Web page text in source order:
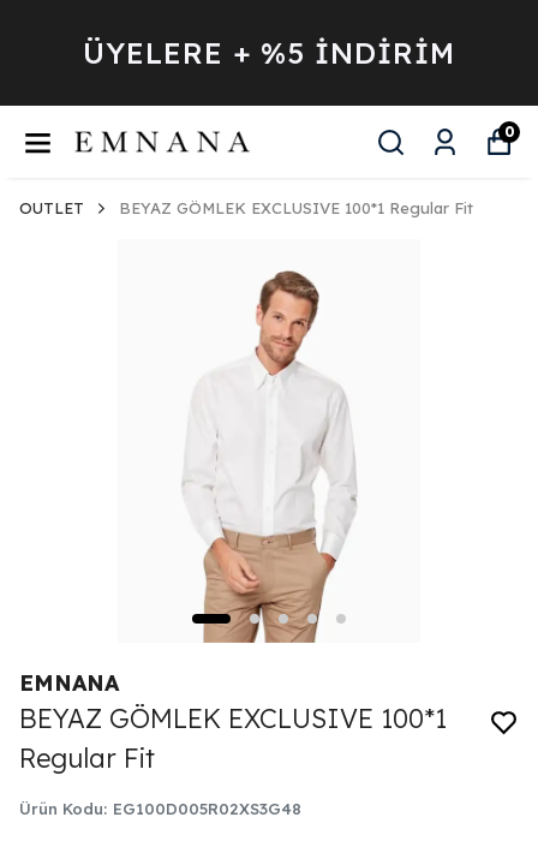
ÜYELERE + %5 İNDİRİM
0
OUTLET BEYAZ GÖMLEK EXCLUSIVE 100*1 Regular Fit
EMNANA
BEYAZ GÖMLEK EXCLUSIVE 100*1
Regular Fit
Ürün Kodu: EG100D005R02XS3G48